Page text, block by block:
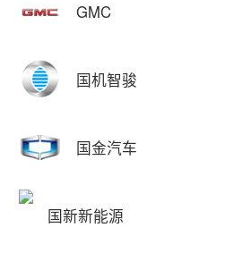
GMC
国机智骏
国金汽车
国新新能源